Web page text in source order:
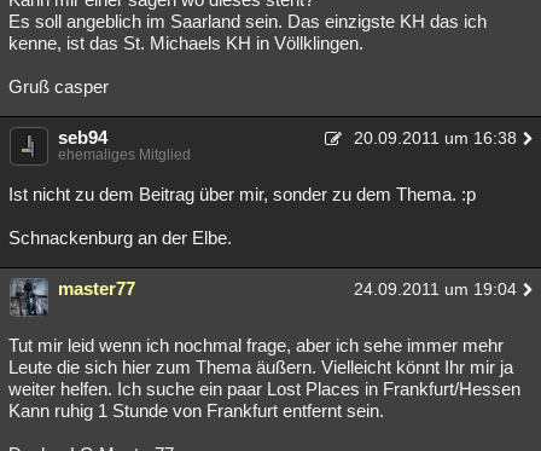
Es soll angeblich im Saarland sein. Das einzigste KH das ich
kenne, ist das St. Michaels KH in Völlklingen.
Gruß casper
seb94 20.09.2011 um 16:38
ehemaliges Mitglied
Ist nicht zu dem Beitrag über mir, sonder zu dem Thema. :p
Schnackenburg an der Elbe.
master77 24.09.2011 um 19:04
Tut mir leid wenn ich nochmal frage, aber ich sehe immer mehr
Leute die sich hier zum Thema äußern. Vielleicht könnt Ihr mir ja
weiter helfen. Ich suche ein paar Lost Places in Frankfurt/Hessen
Kann ruhig 1 Stunde von Frankfurt entfernt sein.